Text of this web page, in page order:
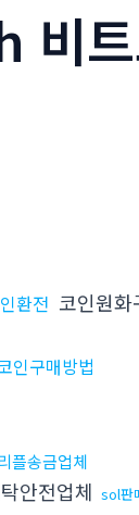
환전 코인원화
인구매방법
플송금업체
안전업체 sol판